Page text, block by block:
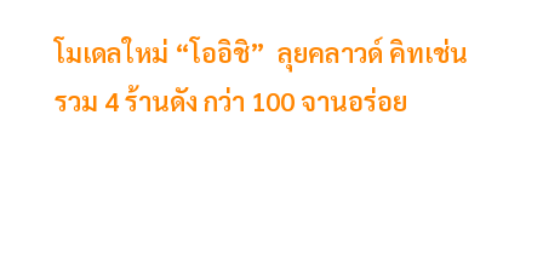
โมเดลใหม่ “โออิชิ” ลุยคลาวด์ คิทเช่น
รวม 4 ร้านดัง กว่า 100 จานอร่อย